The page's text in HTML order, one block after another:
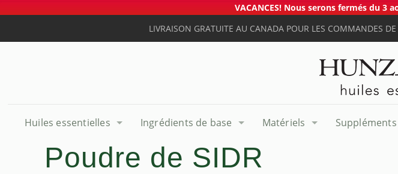
VACANCES! Nous serons fermés du 3
LIVRAISON GRATUITE AU CANADA POUR LES COMMANDES
Huiles essentielles Ingrédients de base Matériels Suppléments
Poudre de SIDR